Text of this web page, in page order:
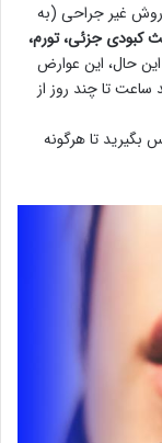
غیر جراحی (به
کبودی جزئی، تورم،
این حال، این عوارض
تا چند روز از
بگیرید تا هرگونه